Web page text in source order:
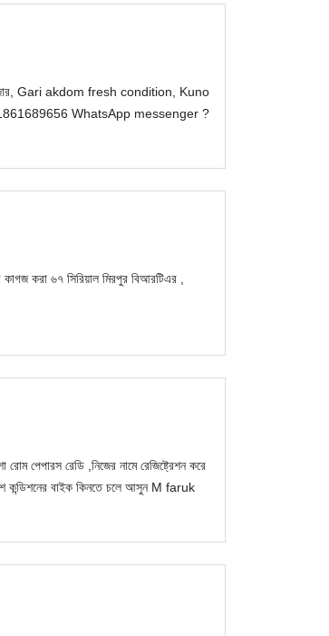
Gari akdom fresh condition, Kuno
WhatsApp messenger ?
করা ৬৭ সিরিয়াল মিরপুর বিআরটিএর ,
রেডি ,নিজের নামে রেজিষ্ট্রেশন করে
কন্ডিশনের বাইক কিনতে চলে আসুন M faruk